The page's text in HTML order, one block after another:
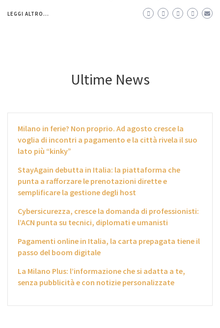
LEGGI ALTRO...
Ultime News
Milano in ferie? Non proprio. Ad agosto cresce la
voglia di incontri a pagamento e la città rivela il suo
lato più “kinky”
StayAgain debutta in Italia: la piattaforma che
punta a rafforzare le prenotazioni dirette e
semplificare la gestione degli host
Cybersicurezza, cresce la domanda di professionisti:
l’ACN punta su tecnici, diplomati e umanisti
Pagamenti online in Italia, la carta prepagata tiene il
passo del boom digitale
La Milano Plus: l’informazione che si adatta a te,
senza pubblicità e con notizie personalizzate